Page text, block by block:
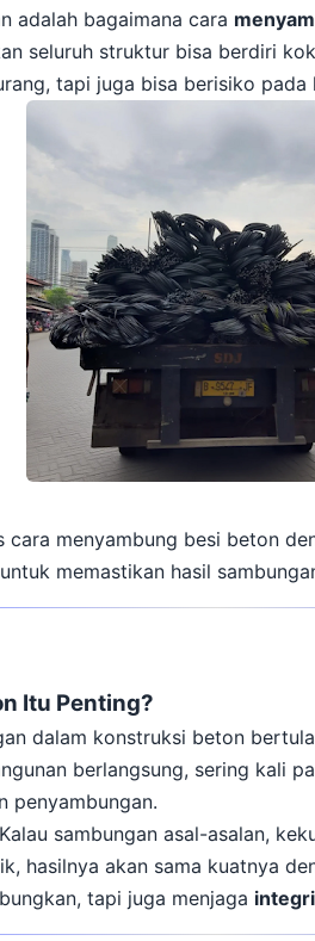
adalah bagaimana cara
seluruh struktur bisa berdiri
tapi juga bisa berisiko pada
menyambung besi beton
memastikan hasil
Itu Penting?
dalam konstruksi beton
berlangsung, sering kali
penyambungan.
sambungan asal-asalan,
hasilnya akan sama kuatnya
tapi juga menjaga